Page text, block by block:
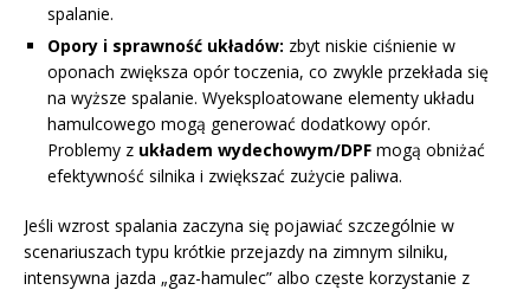
spalanie.
Opory i sprawność układów: zbyt niskie ciśnienie w
oponach zwiększa opór toczenia, co zwykle przekłada się
na wyższe spalanie. Wyeksploatowane elementy układu
hamulcowego mogą generować dodatkowy opór.
Problemy z układem wydechowym/DPF mogą obniżać
efektywność silnika i zwiększać zużycie paliwa.
Jeśli wzrost spalania zaczyna się pojawiać szczególnie w
scenariuszach typu krótkie przejazdy na zimnym silniku,
intensywna jazda „gaz-hamulec” albo częste korzystanie z